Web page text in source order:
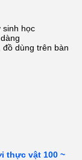
sinh học
dùng trên bàn
thực vật 100 ~